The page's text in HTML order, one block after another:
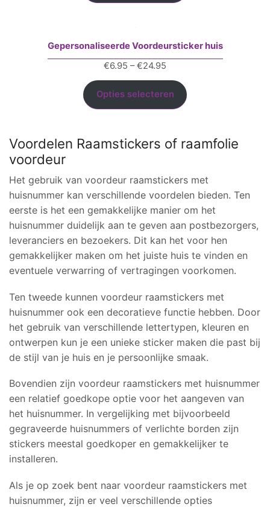
Gepersonaliseerde Voordeursticker huis
€6.95 – €24.95
€6.95
tot
€24.95
Opties selecteren
Voordelen Raamstickers of raamfolie
voordeur
Het gebruik van voordeur raamstickers met
huisnummer kan verschillende voordelen bieden. Ten
eerste is het een gemakkelijke manier om het
huisnummer duidelijk aan te geven aan postbezorgers,
leveranciers en bezoekers. Dit kan het voor hen
gemakkelijker maken om het juiste huis te vinden en
eventuele verwarring of vertragingen voorkomen.
Ten tweede kunnen voordeur raamstickers met
huisnummer ook een decoratieve functie hebben. Door
het gebruik van verschillende lettertypen, kleuren en
ontwerpen kun je een unieke sticker maken die past bij
de stijl van je huis en je persoonlijke smaak.
Bovendien zijn voordeur raamstickers met huisnummer
een relatief goedkope optie voor het aangeven van
het huisnummer. In vergelijking met bijvoorbeeld
gegraveerde huisnummers of verlichte borden zijn
stickers meestal goedkoper en gemakkelijker te
installeren.
Als je op zoek bent naar voordeur raamstickers met
huisnummer, zijn er veel verschillende opties